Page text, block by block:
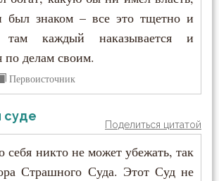
знаком – все это тщетно и
там каждый наказывается и
по делам своим.
Первоисточник
суде
Поделиться цитатой
себя никто не может убежать, так
Страшного Суда. Этот Суд не